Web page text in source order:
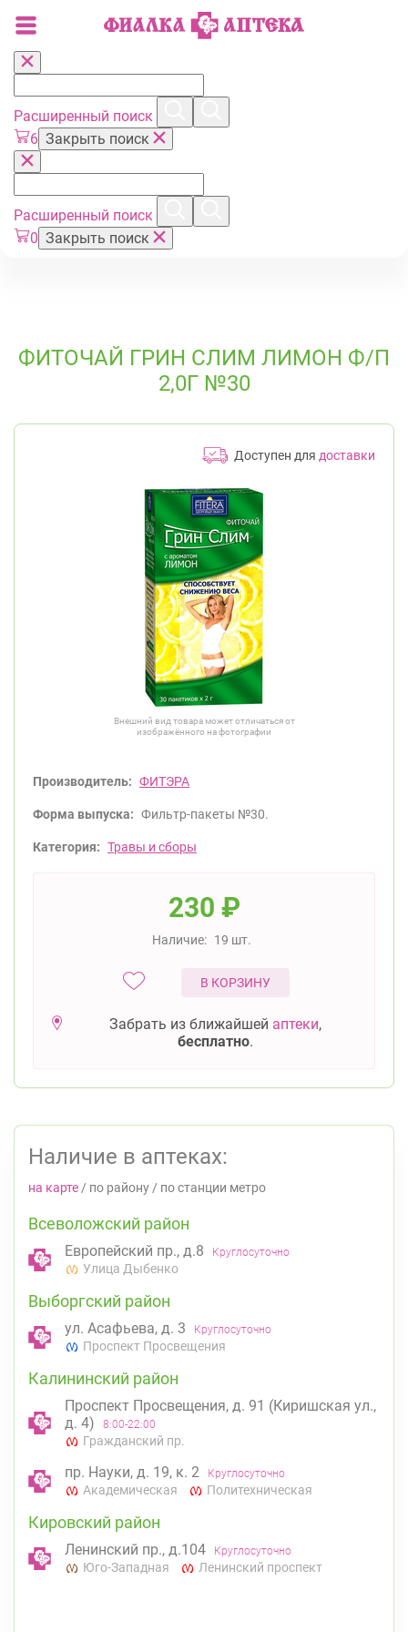
Расширенный поиск
6 Закрыть поиск
Расширенный поиск
0 Закрыть поиск
ФИТОЧАЙ ГРИН СЛИМ ЛИМОН Ф/П
2,0Г №30
Доступен для доставки
Внешний вид товара может отличаться от
изображённого на фотографии
Производитель: ФИТЭРА
Форма выпуска: Фильтр-пакеты №30.
Категория: Травы и сборы
230 ₽
Наличие: 19 шт.
В КОРЗИНУ
Забрать из ближайшей аптеки,
бесплатно.
Наличие в аптеках:
на карте / по району / по станции метро
Всеволожский район
Европейский пр., д.8 Круглосуточно
Улица Дыбенко
Выборгский район
ул. Асафьева, д. 3 Круглосуточно
Проспект Просвещения
Калининский район
Проспект Просвещения, д. 91 (Киришская ул.,
д. 4)
8:00-22:00
Гражданский пр.
пр. Науки, д. 19, к. 2 Круглосуточно
Академическая Политехническая
Кировский район
Ленинский пр., д.104 Круглосуточно
Юго-Западная Ленинский проспект